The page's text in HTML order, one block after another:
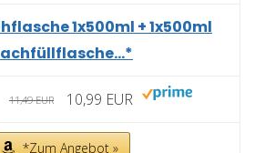
1x500ml + 1x500ml
11,49 EUR 10,99 EUR
*Zum Angebot »